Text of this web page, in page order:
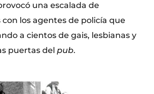
una escalada de
los agentes de policía que
a cientos de gais, lesbianas y
puertas del pub.